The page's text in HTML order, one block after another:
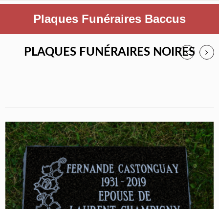
Plaques Funéraires Baccus
PLAQUES FUNÉRAIRES NOIRES